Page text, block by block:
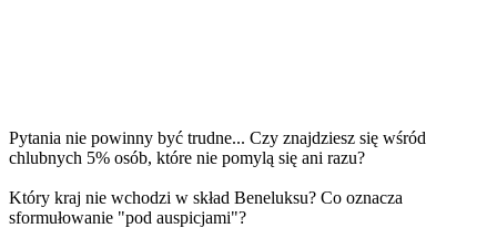
Pytania nie powinny być trudne... Czy znajdziesz się wśród
chlubnych 5% osób, które nie pomylą się ani razu?
Który kraj nie wchodzi w skład Beneluksu? Co oznacza
sformułowanie "pod auspicjami"?